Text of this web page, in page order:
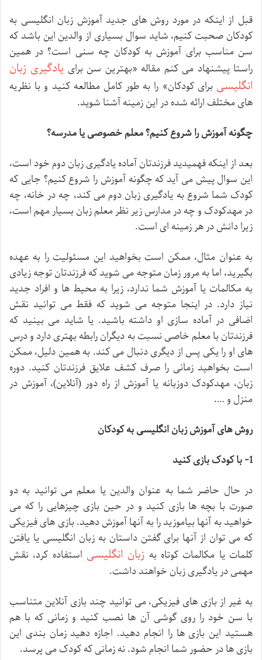
قبل از اینکه در مورد روش های جدید آموزش زبان انگلیسی به
کودکان صحبت کنیم، شاید سوال بسیاری از والدین این باشد که
سن مناسب برای آموزش به کودکان چه سنی است؟ در همین
راستا پیشنهاد می کنم مقاله «بهترین سن برای یادگیری زبان
انگلیسی برای کودکان» را به طور کامل مطالعه کنید و با نظریه
های مختلف ارائه شده در این زمینه آشنا شوید.
چگونه آموزش را شروع کنیم؟ معلم خصوصی یا مدرسه؟
بعد از اینکه فهمیدید فرزندتان آماده یادگیری زبان دوم خود است،
این سوال پیش می آید که چگونه آموزش را شروع کنیم؟ جایی که
کودک شما شروع به یادگیری زبان دوم می کند، چه در خانه، چه
در مهدکودک و چه در مدارس زیر نظر معلم زبان بسیار مهم است،
زیرا دانش در هر زمینه ای است.
به عنوان مثال، ممکن است بخواهید این مسئولیت را به عهده
بگیرید، اما به مرور زمان متوجه می شوید که فرزندتان توجه زیادی
به مکالمات یا آموزش شما ندارد، زیرا به محیط ها و افراد جدید
نیاز دارد. در اینجا متوجه می شوید که فقط می توانید نقش
اضافی در آماده سازی او داشته باشید. یا شاید می بینید که
فرزندتان با معلم خاصی نسبت به دیگران رابطه بهتری دارد و درس
های او را یکی پس از دیگری دنبال می کند. به همین دلیل، ممکن
است بخواهید زمانی را صرف کشف علایق فرزندتان کنید. دوره
زبان، مهدکودک دوزبانه یا آموزش از راه دور (آنلاین)، آموزش در
منزل و ….
روش های آموزش زبان انگلیسی به کودکان
1- با کودک بازی کنید
در حال حاضر شما به عنوان والدین یا معلم می توانید به دو
صورت با بچه ها بازی کنید و در حین بازی چیزهایی را که می
خواهید به آنها بیاموزید را به آنها آموزش دهید. بازی های فیزیکی
که می توان از آنها برای گفتن داستان به زبان انگلیسی یا یافتن
کلمات یا مکالمات کوتاه به زبان انگلیسی استفاده کرد، نقش
مهمی در یادگیری زبان خواهند داشت.
به غیر از بازی های فیزیکی، می توانید چند بازی آنلاین متناسب
با سن خود را روی گوشی آن ها نصب کنید و زمانی که با هم
هستید این بازی ها را انجام دهید. اجازه دهید زمان بندی این
بازی ها در حضور شما انجام شود. نه زمانی که کودک می پرسد.